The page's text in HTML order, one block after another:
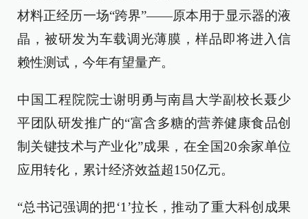
材料正经历一场“跨界”——原本用于显示器的液
晶，被研发为车载调光薄膜，样品即将进入信
赖性测试，今年有望量产。
中国工程院院士谢明勇与南昌大学副校长聂少
平团队研发推广的“富含多糖的营养健康食品创
制关键技术与产业化”成果，在全国20余家单位
应用转化，累计经济效益超150亿元。
“总书记强调的把‘1’拉长，推动了重大科创成果